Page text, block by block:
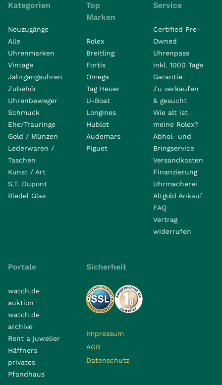
Kategorien
Neuzugänge
Alle
Uhrenmarken
Vintage
Jahrgangsuhren
Zubehör
Uhrenbeweger
Schmuck
Ehe/Trauringe
Gold / Münzen
Lederwaren /
Taschen
Kunst / Art
S.T. Dupont
Riedel Glas
Top
Marken
Rolex
Breitling
Fortis
Omega
Tag Heuer
U-Boat
Longines
Hublot
Audemars
Piguet
Service
Certified Pre-
Owned
Uhrenpass
inkl. 1000 Tage
Garantie
Zu verkaufen
& gesucht
Wie alt ist
meine Rolex?
Abhol- und
Bringservice
Versandkosten
Finanzierung
Uhrmacherei
Altgold Ankauf
FAQ
Vertrag
widerrufen
Portale
watch.de
auktion
watch.de
archive
Rent a juwelier
Häffners
privates
Pfandhaus
Sicherheit
Impressum
AGB
Datenschutz